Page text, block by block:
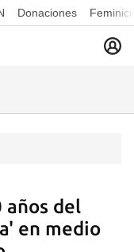
Donaciones
años del
en medio